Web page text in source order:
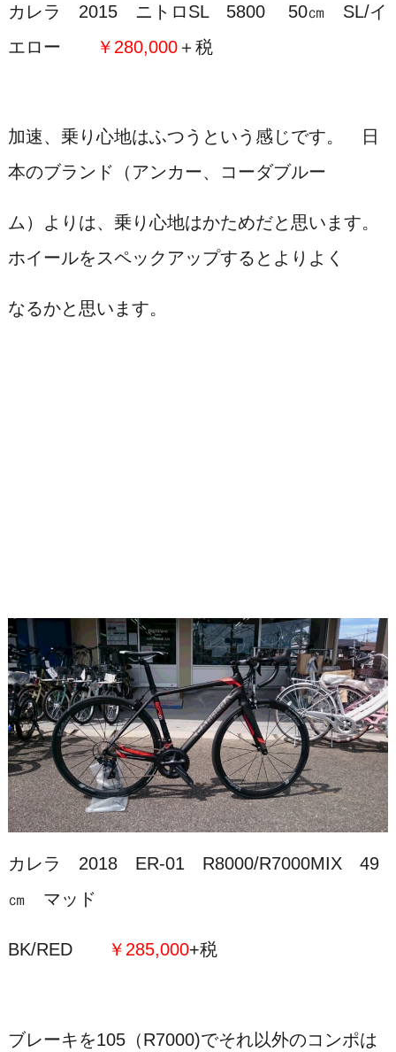
カレラ 2015 ニトロSL 5800 50㎝ SL/イ
エロー
￥280,000＋税
加速、乗り心地はふつうという感じです。 日
本のブランド（アンカー、コーダブルー
ム）よりは、乗り心地はかためだと思います。
ホイールをスペックアップするとよりよく
なるかと思います。
カレラ 2018 ER-01 R8000/R7000MIX 49
㎝ マッド
BK/RED ￥285,000+税
ブレーキを105（R7000)でそれ以外のコンポは